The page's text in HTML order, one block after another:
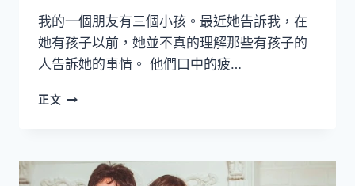
我的一個朋友有三個小孩。最近她告訴我，在
她有孩子以前，她並不真的理解那些有孩子的
人告訴她的事情。 他們口中的疲…
正文不
的
時